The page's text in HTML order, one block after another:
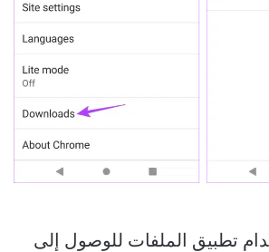
تطبيق الملفات للوصول إلى